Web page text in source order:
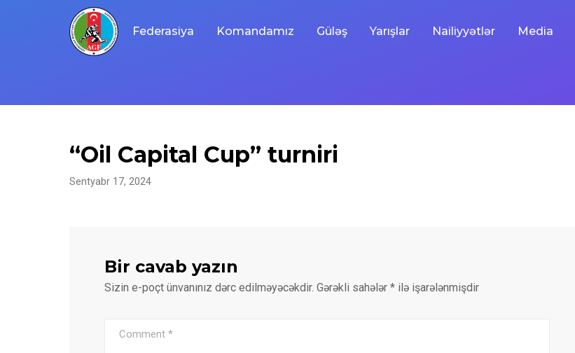
Federasiya Komandamız Güləş Yarışlar Nailiyyətlər Media
“Oil Capital Cup” turniri
Sentyabr 17, 2024
Bir cavab yazın
Sizin e-poçt ünvanınız dərc edilməyəcəkdir. Gərəkli sahələr * ilə işarələnmişdir